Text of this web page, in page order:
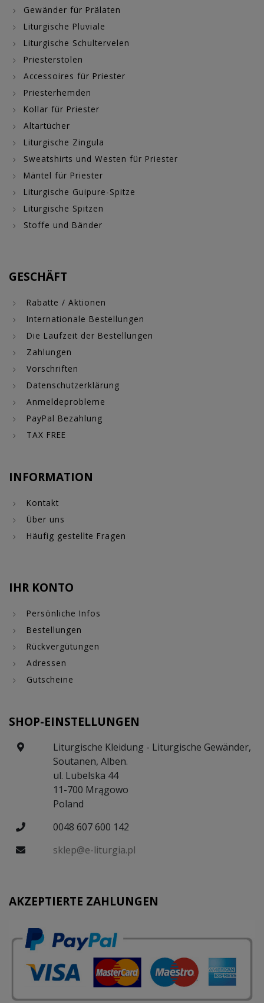
Gewänder für Prälaten
Liturgische Pluviale
Liturgische Schultervelen
Priesterstolen
Accessoires für Priester
Priesterhemden
Kollar für Priester
Altartücher
Liturgische Zingula
Sweatshirts und Westen für Priester
Mäntel für Priester
Liturgische Guipure-Spitze
Liturgische Spitzen
Stoffe und Bänder
GESCHÄFT
Rabatte / Aktionen
Internationale Bestellungen
Die Laufzeit der Bestellungen
Zahlungen
Vorschriften
Datenschutzerklärung
Anmeldeprobleme
PayPal Bezahlung
TAX FREE
INFORMATION
Kontakt
Über uns
Häufig gestellte Fragen
IHR KONTO
Persönliche Infos
Bestellungen
Rückvergütungen
Adressen
Gutscheine
SHOP-EINSTELLUNGEN
Liturgische Kleidung - Liturgische Gewänder,
Soutanen, Alben.
ul. Lubelska 44
11-700 Mrągowo
Poland
0048 607 600 142
sklep@e-liturgia.pl
AKZEPTIERTE ZAHLUNGEN